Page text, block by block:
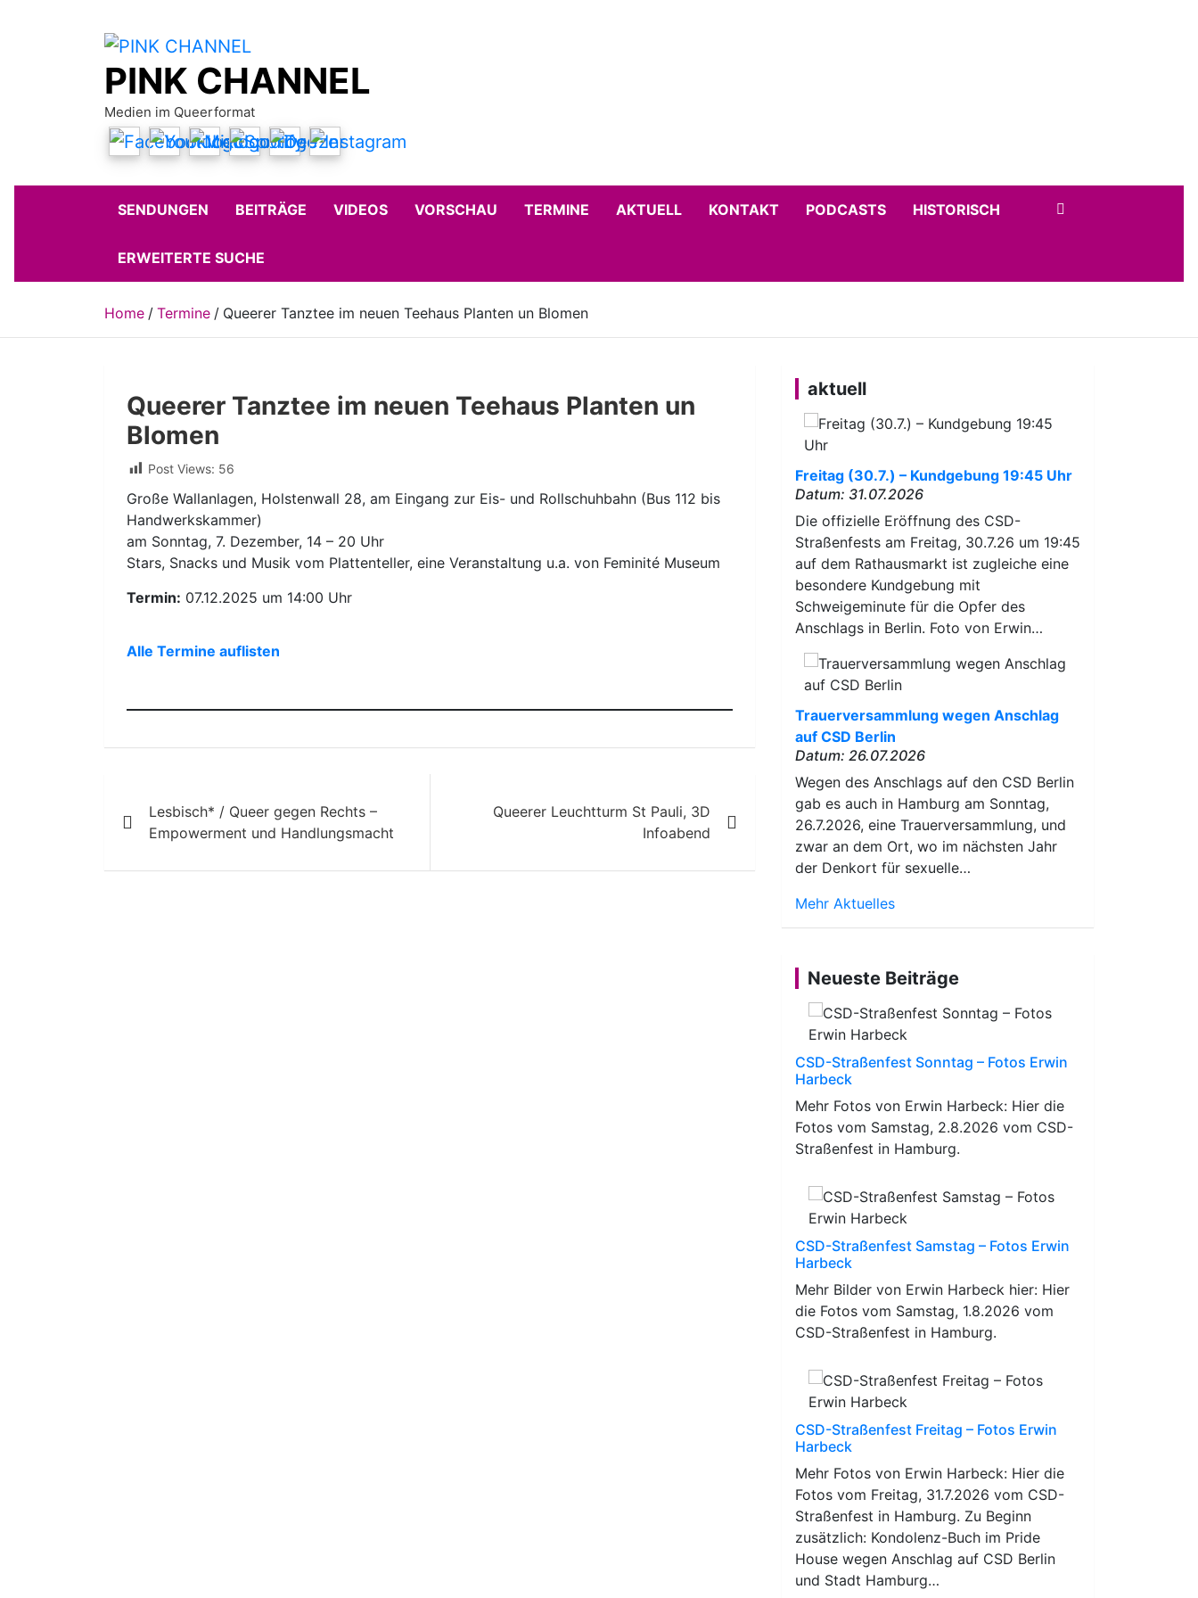
PINK CHANNEL
Medien im Queerformat
SENDUNGEN BEITRÄGE VIDEOS VORSCHAU TERMINE AKTUELL KONTAKT PODCASTS HISTORISCH
ERWEITERTE SUCHE
Home Termine Queerer Tanztee im neuen Teehaus Planten un Blomen
Queerer Tanztee im neuen Teehaus Planten un
Blomen
Post Views: 56
Große Wallanlagen, Holstenwall 28, am Eingang zur Eis- und Rollschuhbahn (Bus 112 bis
Handwerkskammer)
am Sonntag, 7. Dezember, 14 – 20 Uhr
Stars, Snacks und Musik vom Plattenteller, eine Veranstaltung u.a. von Feminité Museum
Termin: 07.12.2025 um 14:00 Uhr
Alle Termine auflisten
Lesbisch* / Queer gegen Rechts –
Empowerment und Handlungsmacht
Queerer Leuchtturm St Pauli, 3D
Infoabend
aktuell
Freitag (30.7.) – Kundgebung 19:45 Uhr
Datum: 31.07.2026
Die offizielle Eröffnung des CSD-
Straßenfests am Freitag, 30.7.26 um 19:45
auf dem Rathausmarkt ist zugleiche eine
besondere Kundgebung mit
Schweigeminute für die Opfer des
Anschlags in Berlin. Foto von Erwin…
Trauerversammlung wegen Anschlag
auf CSD Berlin
Datum: 26.07.2026
Wegen des Anschlags auf den CSD Berlin
gab es auch in Hamburg am Sonntag,
26.7.2026, eine Trauerversammlung, und
zwar an dem Ort, wo im nächsten Jahr
der Denkort für sexuelle…
Mehr Aktuelles
Neueste Beiträge
CSD-Straßenfest Sonntag – Fotos Erwin
Harbeck
Mehr Fotos von Erwin Harbeck: Hier die
Fotos vom Samstag, 2.8.2026 vom CSD-
Straßenfest in Hamburg.
CSD-Straßenfest Samstag – Fotos Erwin
Harbeck
Mehr Bilder von Erwin Harbeck hier: Hier
die Fotos vom Samstag, 1.8.2026 vom
CSD-Straßenfest in Hamburg.
CSD-Straßenfest Freitag – Fotos Erwin
Harbeck
Mehr Fotos von Erwin Harbeck: Hier die
Fotos vom Freitag, 31.7.2026 vom CSD-
Straßenfest in Hamburg. Zu Beginn
zusätzlich: Kondolenz-Buch im Pride
House wegen Anschlag auf CSD Berlin
und Stadt Hamburg…